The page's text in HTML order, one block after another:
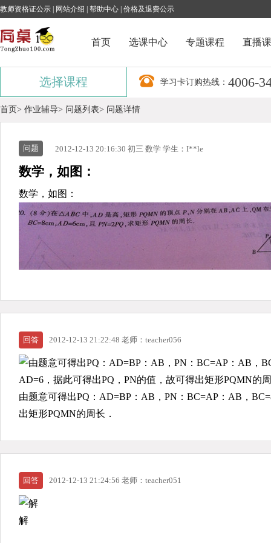
教师资格证公示 网站介绍 帮助中心 价格及退费公示
首页 选课中心 专题课程 直播
学习卡订购热线： 4006-
选择课程
首页> 作业辅导> 问题列表> 问题详情
问题 2012-12-13 20:16:30 初三 数学 学生：I**le
数学，如图：
数学，如图：
回答 2012-12-13 21:22:48 老师：teacher056
由题意可得出PQ：AD=BP：AB，PN：BC=AP：AB，
出矩形PQMN的周长．
回答 2012-12-13 21:24:56 老师：teacher051
解